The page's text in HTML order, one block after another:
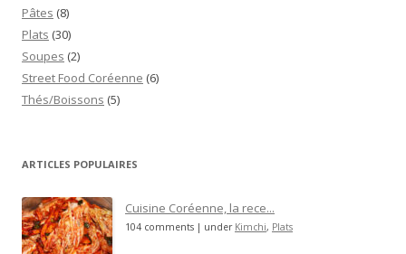
Pâtes (8)
Plats (30)
Soupes (2)
Street Food Coréenne (6)
Thés/Boissons (5)
ARTICLES POPULAIRES
Cuisine Coréenne, la rece...
104 comments | under Kimchi, Plats